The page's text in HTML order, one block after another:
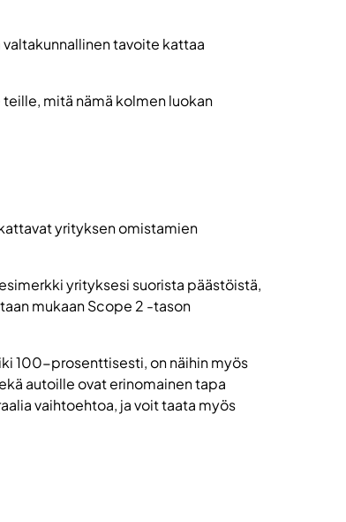
tavoite kattaa
mitä nämä kolmen luokan
yrityksen omistamien
yrityksesi suorista päästöistä,
mukaan Scope 2 -tason
100-prosenttisesti, on näihin myös
autoille ovat erinomainen tapa
vaihtoehtoa, ja voit taata myös